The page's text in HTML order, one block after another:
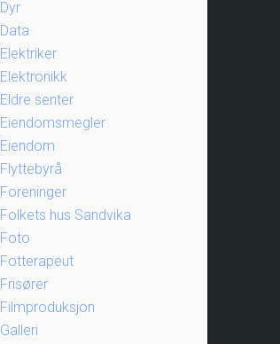
Dyr
Data
Elektriker
Elektronikk
Eldre senter
Eiendomsmegler
Eiendom
Flyttebyrå
Foreninger
Folkets hus Sandvika
Foto
Fotterapeut
Frisører
Filmproduksjon
Galleri